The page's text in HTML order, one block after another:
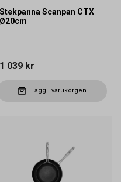
Stekpanna Scanpan CTX
Ø20cm
1 039 kr
Lägg i varukorgen